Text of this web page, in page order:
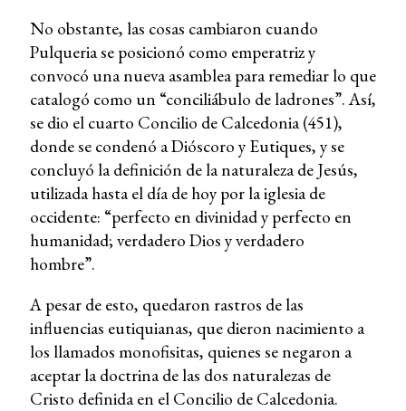
No obstante, las cosas cambiaron cuando
Pulqueria se posicionó como emperatriz y
convocó una nueva asamblea para remediar lo que
catalogó como un “conciliábulo de ladrones”. Así,
se dio el cuarto Concilio de Calcedonia (451),
donde se condenó a Dióscoro y Eutiques, y se
concluyó la definición de la naturaleza de Jesús,
utilizada hasta el día de hoy por la iglesia de
occidente: “perfecto en divinidad y perfecto en
humanidad; verdadero Dios y verdadero
hombre”.
A pesar de esto, quedaron rastros de las
influencias eutiquianas, que dieron nacimiento a
los llamados monofisitas, quienes se negaron a
aceptar la doctrina de las dos naturalezas de
Cristo definida en el Concilio de Calcedonia.